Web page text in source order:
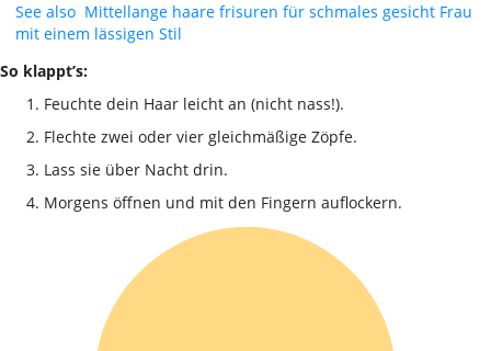
See also Mittellange haare frisuren für schmales gesicht Frau
mit einem lässigen Stil
So klappt’s:
Feuchte dein Haar leicht an (nicht nass!).
Flechte zwei oder vier gleichmäßige Zöpfe.
Lass sie über Nacht drin.
Morgens öffnen und mit den Fingern auflockern.